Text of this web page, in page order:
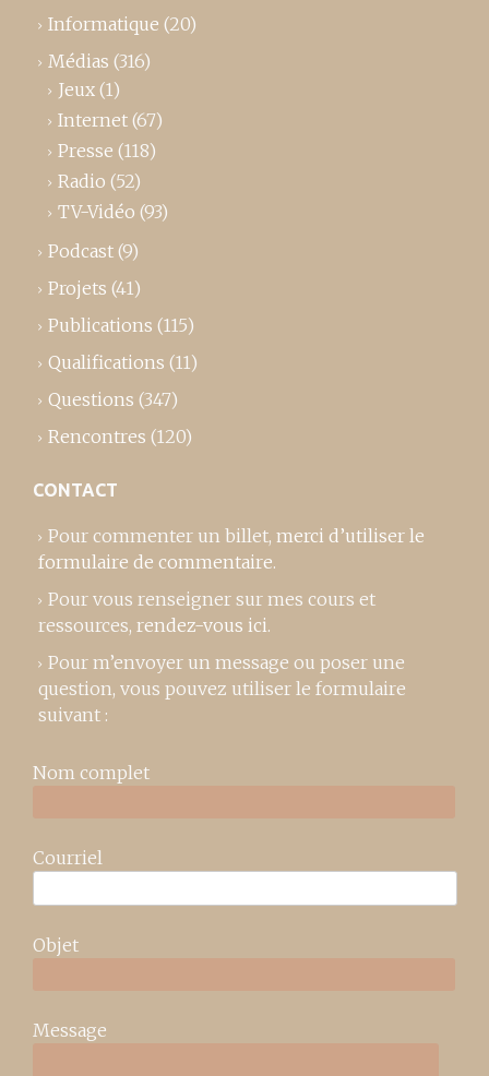
Informatique (20)
Médias (316)
Jeux (1)
Internet (67)
Presse (118)
Radio (52)
TV-Vidéo (93)
Podcast (9)
Projets (41)
Publications (115)
Qualifications (11)
Questions (347)
Rencontres (120)
CONTACT
Pour commenter un billet, merci d’utiliser le
formulaire de commentaire.
Pour vous renseigner sur mes cours et
ressources, rendez-vous ici.
Pour m’envoyer un message ou poser une
question, vous pouvez utiliser le formulaire
suivant :
Nom complet
Courriel
Objet
Message